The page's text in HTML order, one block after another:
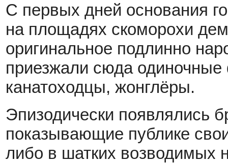
С первых дней основания
на площадях скоморохи
оригинальное подлинно
приезжали сюда
канатоходцы, жонглёры.
Эпизодически появлялись
показывающие публике
либо в шатких возводимых